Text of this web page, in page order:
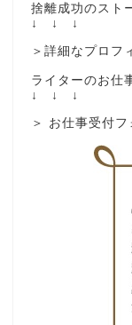
捨離成功のスト
↓ ↓ ↓
＞詳細なプロフ
ライターのお仕
↓ ↓ ↓
＞ お仕事受付フ